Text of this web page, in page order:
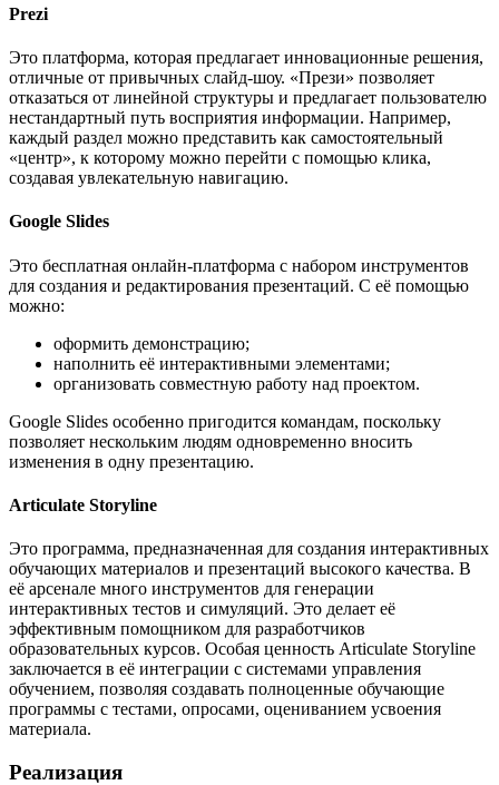
Prezi
Это платформа, которая предлагает инновационные решения,
отличные от привычных слайд-шоу. «Прези» позволяет
отказаться от линейной структуры и предлагает пользователю
нестандартный путь восприятия информации. Например,
каждый раздел можно представить как самостоятельный
«центр», к которому можно перейти с помощью клика,
создавая увлекательную навигацию.
Google Slides
Это бесплатная онлайн-платформа с набором инструментов
для создания и редактирования презентаций. С её помощью
можно:
оформить демонстрацию;
наполнить её интерактивными элементами;
организовать совместную работу над проектом.
Google Slides особенно пригодится командам, поскольку
позволяет нескольким людям одновременно вносить
изменения в одну презентацию.
Articulate Storyline
Это программа, предназначенная для создания интерактивных
обучающих материалов и презентаций высокого качества. В
её арсенале много инструментов для генерации
интерактивных тестов и симуляций. Это делает её
эффективным помощником для разработчиков
образовательных курсов. Особая ценность Articulate Storyline
заключается в её интеграции с системами управления
обучением, позволяя создавать полноценные обучающие
программы с тестами, опросами, оцениванием усвоения
материала.
Реализация